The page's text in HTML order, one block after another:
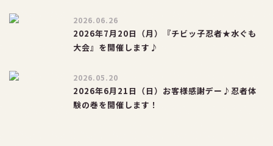
2026.06.26
2026年7月20日（月）『チビッ子忍者★水ぐも
大会』を開催します♪
2026.05.20
2026年6月21日（日）お客様感謝デー♪忍者体
験の巻を開催します！